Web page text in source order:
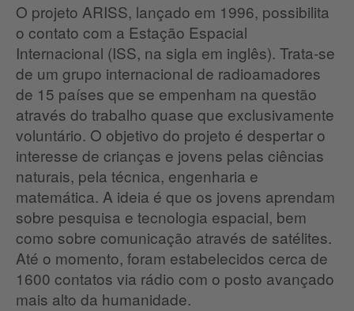
O projeto ARISS, lançado em 1996, possibilita
o contato com a Estação Espacial
Internacional (ISS, na sigla em inglês). Trata-se
de um grupo internacional de radioamadores
de 15 países que se empenham na questão
através do trabalho quase que exclusivamente
voluntário. O objetivo do projeto é despertar o
interesse de crianças e jovens pelas ciências
naturais, pela técnica, engenharia e
matemática. A ideia é que os jovens aprendam
sobre pesquisa e tecnologia espacial, bem
como sobre comunicação através de satélites.
Até o momento, foram estabelecidos cerca de
1600 contatos via rádio com o posto avançado
mais alto da humanidade.